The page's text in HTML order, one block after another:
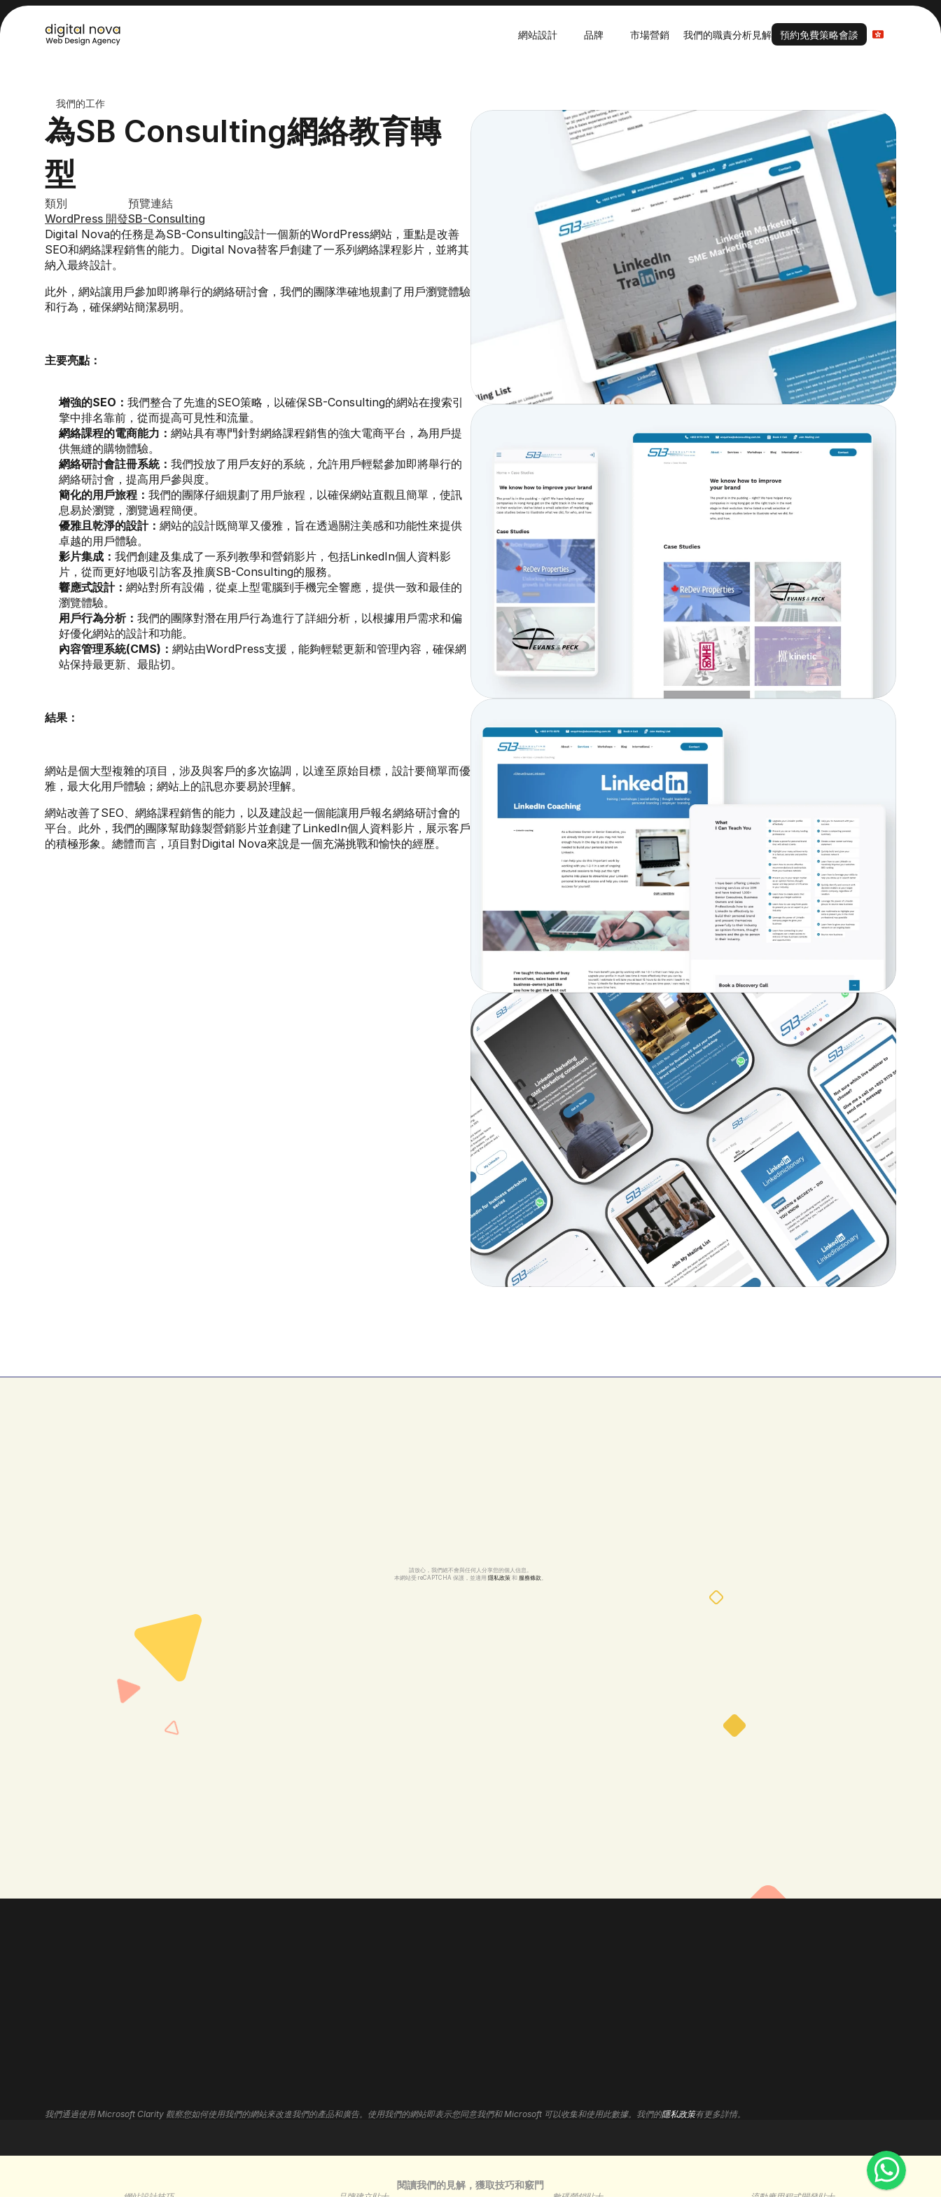
我們的工作
為SB Consulting網絡教育轉
型
類別
WordPress 開發
預覽連結
SB-Consulting
Digital Nova的任務是為SB-Consulting設計一個新的WordPress網站，重點是改善
SEO和網絡課程銷售的能力。Digital Nova替客戶創建了一系列網絡課程影片，並將其
納入最終設計。
此外，網站讓用戶參加即將舉行的網絡研討會，我們的團隊準確地規劃了用戶瀏覽體驗
和行為，確保網站簡潔易明。
主要亮點：
增強的SEO： 我們整合了先進的SEO策略，以確保SB-Consulting的網站在搜索引
擎中排名靠前，從而提高可見性和流量。
網絡課程的電商能力： 網站具有專門針對網絡課程銷售的強大電商平台，為用戶提
供無縫的購物體驗。
網絡研討會註冊系統： 我們投放了用戶友好的系統，允許用戶輕鬆參加即將舉行的
網絡研討會，提高用戶參與度。
簡化的用戶旅程： 我們的團隊仔細規劃了用戶旅程，以確保網站直觀且簡單，使訊
息易於瀏覽，瀏覽過程簡便。
優雅且乾淨的設計： 網站的設計既簡單又優雅，旨在透過關注美感和功能性來提供
卓越的用戶體驗。
影片集成： 我們創建及集成了一系列教學和營銷影片，包括LinkedIn個人資料影
片，從而更好地吸引訪客及推廣SB-Consulting的服務。
響應式設計： 網站對所有設備，從桌上型電腦到手機完全響應，提供一致和最佳的
瀏覽體驗。
用戶行為分析： 我們的團隊對潛在用戶行為進行了詳細分析，以根據用戶需求和偏
好優化網站的設計和功能。
內容管理系統(CMS)： 網站由WordPress支援，能夠輕鬆更新和管理內容，確保網
站保持最更新、最貼切。
結果：
網站是個大型複雜的項目，涉及與客戶的多次協調，以達至原始目標，設計要簡單而優
雅，最大化用戶體驗；網站上的訊息亦要易於理解。
網站改善了SEO、網絡課程銷售的能力，以及建設起一個能讓用戶報名網絡研討會的
平台。此外，我們的團隊幫助錄製營銷影片並創建了LinkedIn個人資料影片，展示客戶
的積極形象。總體而言，項目對Digital Nova來說是一個充滿挑戰和愉快的經歷。
請放心，我們絕不會與任何人分享您的個人信息。
本網站受 reCAPTCHA 保護，並適用 隱私政策 和 服務條款。
3D 網站
網站維護
搜索引擎優化
Google Ads
我們通過使用 Microsoft Clarity 觀察您如何使用我們的網站來改進我們的產品和廣告。使用我們的網站即表示您同意我們和 Microsoft 可以收集和使用此數據。我們的隱私政策有更多詳情。
閱讀我們的見解，獲取技巧和竅門
網站設計 品牌 市場營銷 我們的職責分析見解
預約免費策略會談
預約免費策略會談
Select Language